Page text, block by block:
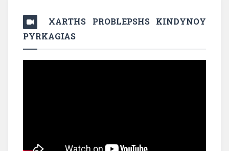
XARTHS PROBLEPSHS KINDYNOY
PYRKAGIAS